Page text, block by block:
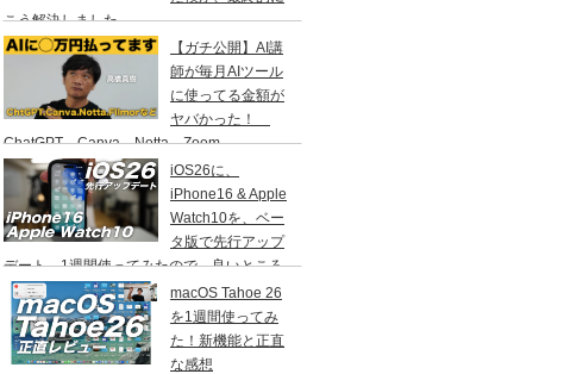
こう解決しました
【ガチ公開】AI講
師が毎月AIツール
に使ってる金額が
ヤバかった！
ChatGPT、Canva、Notta、Zoom、
FIMORA…などなど
iOS26に、
iPhone16 & Apple
Watch10を、ベー
タ版で先行アップ
デート。1週間使ってみたので、良いところ
悪いところ、その感想をお伝えします。
macOS Tahoe 26
を1週間使ってみ
た！新機能と正直
な感想